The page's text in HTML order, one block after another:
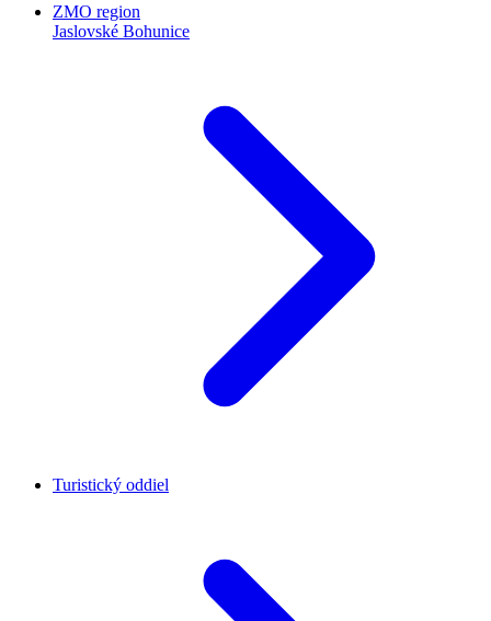
ZMO region
Jaslovské Bohunice
Turistický oddiel